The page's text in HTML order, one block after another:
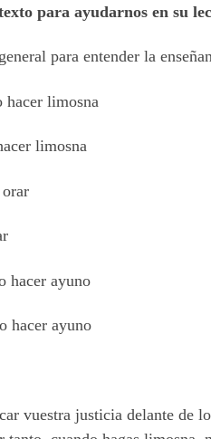
para ayudarnos en su
para entender la
limosna
limosna
hacer ayuno
hacer ayuno
vuestra justicia delante de